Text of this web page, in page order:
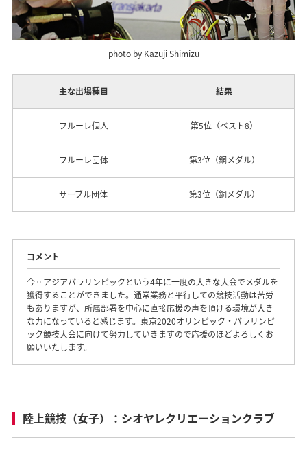
photo by Kazuji Shimizu
主な出場種目 結果
フルーレ個人 第5位（ベスト8）
フルーレ団体 第3位（銅メダル）
サーブル団体 第3位（銅メダル）
コメント
今回アジアパラリンピックという4年に一度の大きな大会でメダルを
獲得することができました。通常業務と平行しての競技活動は苦労
もありますが、所属部署を中心に直接応援の声を頂ける環境が大き
な力になっていると感じます。東京2020オリンピック・パラリンピ
ック競技大会に向けて努力していきますので応援のほどよろしくお
願いいたします。
陸上競技（女子）：シオヤレクリエーションクラブ